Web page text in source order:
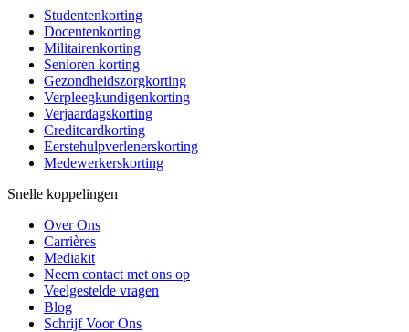
Studentenkorting
Docentenkorting
Militairenkorting
Senioren korting
Gezondheidszorgkorting
Verpleegkundigenkorting
Verjaardagskorting
Creditcardkorting
Eerstehulpverlenerskorting
Medewerkerskorting
Snelle koppelingen
Over Ons
Carrières
Mediakit
Neem contact met ons op
Veelgestelde vragen
Blog
Schrijf Voor Ons